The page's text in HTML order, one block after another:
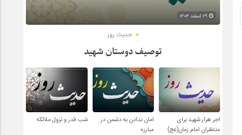
حدیث روز
توصیف دوستان شهید
اجر هزار شهید برای
منتظران امام زمان(عج)
امان ندادن به دشمن در
مبارزه
شب قدر و نزول ملائکه